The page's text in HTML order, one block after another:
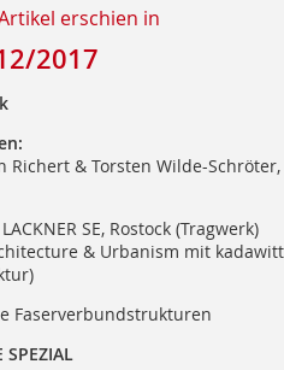
erschien in
2017
Richert & Torsten Wilde-Schröter,
SE, Rostock (Tragwerk)
& Urbanism mit
Faserverbundstrukturen
SPEZIAL